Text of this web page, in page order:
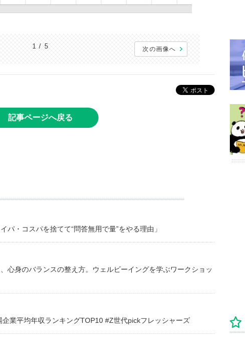
1 / 5 次の画像へ
記事ページへ戻る
・コスパを捨てて“問答無用で量”をやる理由」
心身のバランスの整え方。ウェルビーイングを学ぶワークショッ
業平均年収ランキングTOP10 #Z世代pickフレッシャーズ